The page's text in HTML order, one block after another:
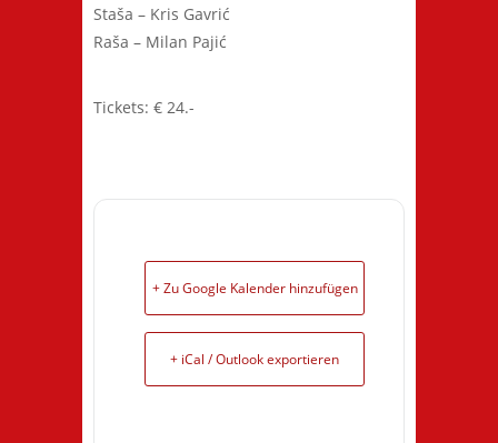
Staša – Kris Gavrić
Raša – Milan Pajić
Tickets: € 24.-
+ Zu Google Kalender hinzufügen
+ iCal / Outlook exportieren